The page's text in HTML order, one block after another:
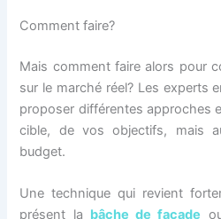
Comment faire?
Mais comment faire alors pour
sur le marché réel? Les experts
proposer différentes approches
cible, de vos objectifs, mais
budget.
Une technique qui revient
présent la bâche de façade